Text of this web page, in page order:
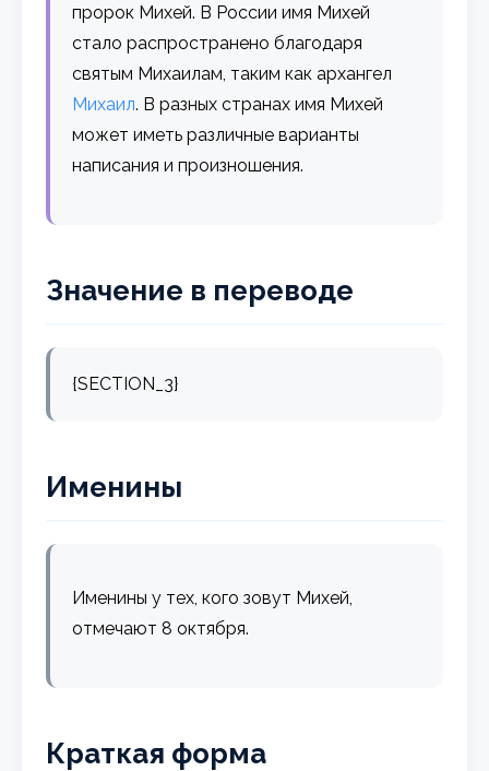
пророк Михей. В России имя Михей
стало распространено благодаря
святым Михаилам, таким как архангел
Михаил. В разных странах имя Михей
может иметь различные варианты
написания и произношения.
Значение в переводе
{SECTION_3}
Именины
Именины у тех, кого зовут Михей,
отмечают 8 октября.
Краткая форма